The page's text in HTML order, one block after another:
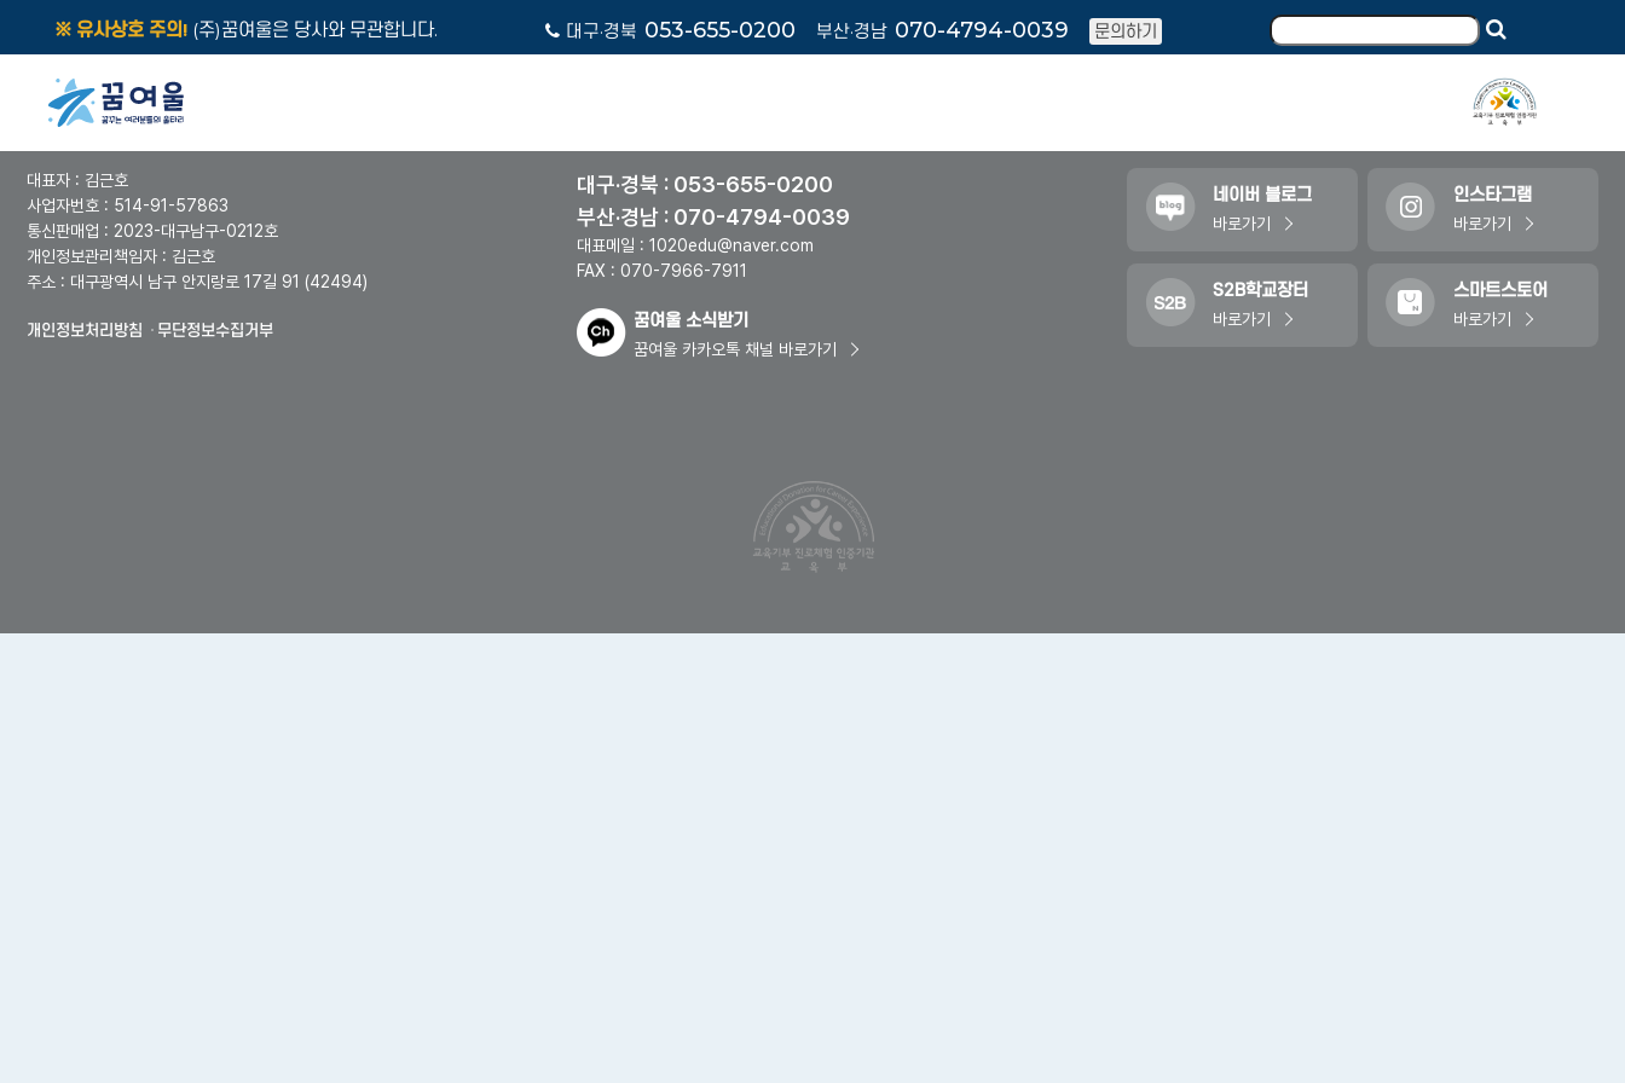
※ 유사상호 주의!(주)꿈여울은 당사와 무관합니다. 대구·경북 053-655-0200 부산·경남 070-4794-0039 문의하기
꿈여울 교육지원센터
대표자 : 김근호
사업자번호 : 514-91-57863
통신판매업 : 2023-대구남구-0212호
개인정보관리책임자 : 김근호
주소 : 대구광역시 남구 안지랑로 17길 91 (42494)
개인정보처리방침 무단정보수집거부
대구·경북 : 053-655-0200
부산·경남 : 070-4794-0039
대표메일 : 1020edu@naver.com
FAX : 070-7966-7911
꿈여울 소식받기
꿈여울 카카오톡 채널 바로가기
네이버 블로그
바로가기
인스타그램
바로가기
S2B학교장터
바로가기
스마트스토어
바로가기